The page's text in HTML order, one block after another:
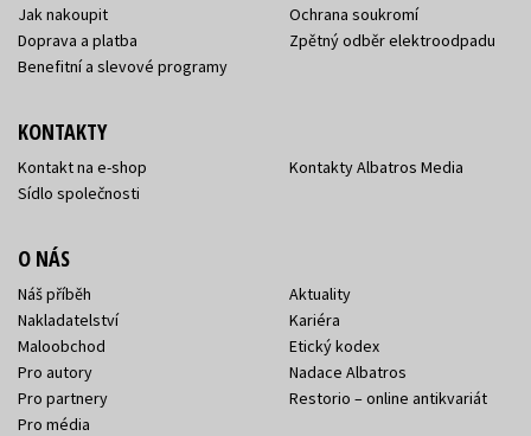
Jak nakoupit
Doprava a platba
Benefitní a slevové programy
Ochrana soukromí
Zpětný odběr elektroodpadu
KONTAKTY
Kontakt na e-shop
Sídlo společnosti
Kontakty Albatros Media
O NÁS
Náš příběh
Nakladatelství
Maloobchod
Pro autory
Pro partnery
Pro média
Aktuality
Kariéra
Etický kodex
Nadace Albatros
Restorio – online antikvariát